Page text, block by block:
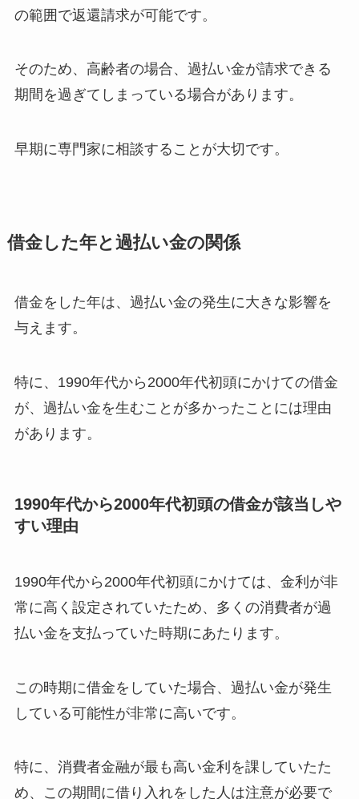
の範囲で返還請求が可能です。
そのため、高齢者の場合、過払い金が請求できる
期間を過ぎてしまっている場合があります。
早期に専門家に相談することが大切です。
借金した年と過払い金の関係
借金をした年は、過払い金の発生に大きな影響を
与えます。
特に、1990年代から2000年代初頭にかけての借金
が、過払い金を生むことが多かったことには理由
があります。
1990年代から2000年代初頭の借金が該当しや
すい理由
1990年代から2000年代初頭にかけては、金利が非
常に高く設定されていたため、多くの消費者が過
払い金を支払っていた時期にあたります。
この時期に借金をしていた場合、過払い金が発生
している可能性が非常に高いです。
特に、消費者金融が最も高い金利を課していたた
め、この期間に借り入れをした人は注意が必要で